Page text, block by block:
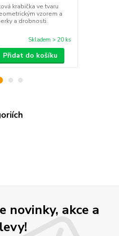
krabička ve tvaru
vzorem a
a drobnosti.
Skladem > 20 ks
Přidat do košíku
novinky, akce a